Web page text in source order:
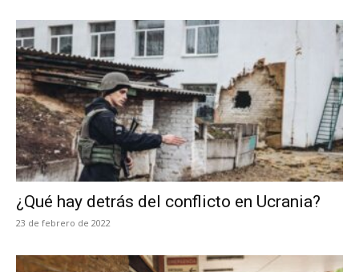
¿Qué hay detrás del conflicto en Ucrania?
23 de febrero de 2022